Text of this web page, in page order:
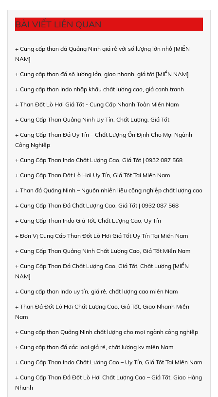
BÀI VIẾT LIÊN QUAN
+ Cung cấp than đá Quảng Ninh giá rẻ với số lượng lớn nhỏ [MIỀN
NAM]
+ Cung cấp than đá số lượng lớn, giao nhanh, giá tốt [MIỀN NAM]
+ Cung cấp than Indo nhập khẩu chất lượng cao, giá cạnh tranh
+ Than Đốt Lò Hơi Giá Tốt - Cung Cấp Nhanh Toàn Miền Nam
+ Cung Cấp Than Quảng Ninh Uy Tín, Chất Lượng, Giá Tốt
+ Cung Cấp Than Đá Uy Tín – Chất Lượng Ổn Định Cho Mọi Ngành
Công Nghiệp
+ Cung Cấp Than Indo Chất Lượng Cao, Giá Tốt | 0932 087 568
+ Cung Cấp Than Đốt Lò Hơi Uy Tín, Giá Tốt Tại Miền Nam
+ Than đá Quảng Ninh – Nguồn nhiên liệu công nghiệp chất lượng cao
+ Cung Cấp Than Đá Chất Lượng Cao, Giá Tốt | 0932 087 568
+ Cung Cấp Than Indo Giá Tốt, Chất Lượng Cao, Uy Tín
+ Đơn Vị Cung Cấp Than Đốt Lò Hơi Giá Tốt Uy Tín Tại Miền Nam
+ Cung Cấp Than Quảng Ninh Chất Lượng Cao, Giá Tốt Miền Nam
+ Cung Cấp Than Đá Chất Lượng Cao, Giá Tốt, Chất Lượng [MIỀN
NAM]
+ Cung cấp than Indo uy tín, giá rẻ, chất lượng cao miền Nam
+ Than Đá Đốt Lò Hơi Chất Lượng Cao, Giá Tốt, Giao Nhanh Miền
Nam
+ Cung cấp than Quảng Ninh chất lượng cho mọi ngành công nghiệp
+ Cung cấp than đá các loại giá rẻ, chất lượng kv miền Nam
+ Cung Cấp Than Indo Chất Lượng Cao – Uy Tín, Giá Tốt Tại Miền Nam
+ Cung Cấp Than Đá Đốt Lò Hơi Chất Lượng Cao – Giá Tốt, Giao Hàng
Nhanh